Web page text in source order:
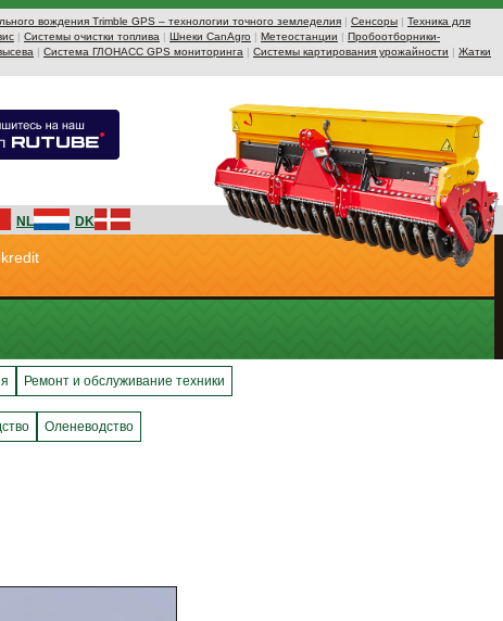
вождения Trimble GPS – технологии точного земледелия | Сенсоры | Техника для
| Системы очистки топлива | Шнеки CanAgro | Метеостанции | Пробоотборники-
| Система ГЛОНАСС GPS мониторинга | Системы картирования урожайности | Жатки
NL DK
Ремонт и обслуживание техники
Оленеводство